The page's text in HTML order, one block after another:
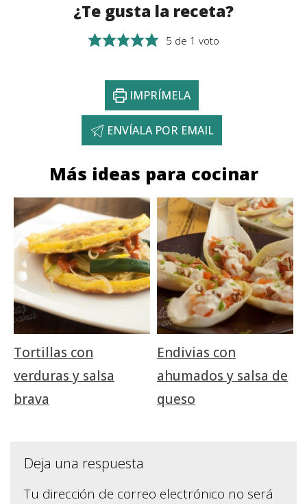
¿Te gusta la receta?
5 de 1 voto
IMPRÍMELA
ENVÍALA POR EMAIL
Más ideas para cocinar
Tortillas con
verduras y salsa
brava
Endivias con
ahumados y salsa de
queso
Deja una respuesta
Tu dirección de correo electrónico no será